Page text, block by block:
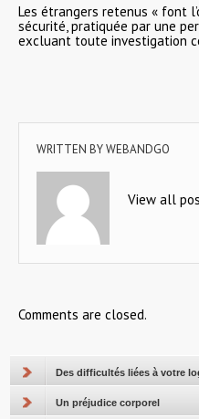
Les étrangers retenus « font
sécurité, pratiquée par une
excluant toute investigation
WRITTEN BYWEBANDGO
View all
Comments are closed.
Des difficultés liées à votre
Un préjudice corporel